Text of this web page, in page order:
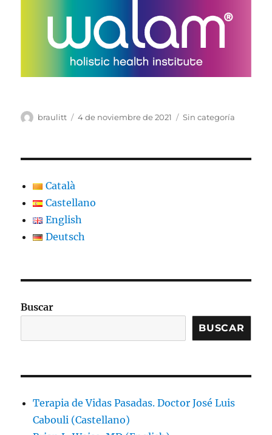
Autor
braulitt
Publicado
4 de noviembre de 2021 Categorías
Sin categoría
Català
Castellano
English
Deutsch
Buscar
BUSCAR
Terapia de Vidas Pasadas. Doctor José Luis
Cabouli (Castellano)